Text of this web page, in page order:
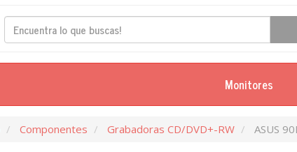
Monitores
Componentes Grabadoras CD/DVD+-RW ASUS